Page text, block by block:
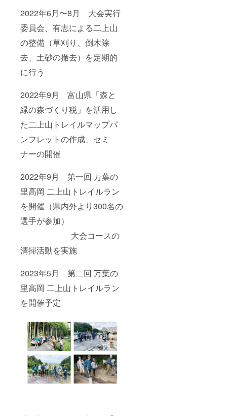
2022年6月〜8月 大会実行
委員会、有志による二上山
の整備（草刈り、倒木除
去、土砂の撤去）を定期的
に行う
2022年9月 富山県「森と
緑の森づくり税」を活用し
た二上山トレイルマップパ
ンフレットの作成、セミ
ナーの開催
2022年9月 第一回 万葉の
里高岡 二上山トレイルラン
を開催（県内外より300名の
選手が参加）
大会コースの
清掃活動を実施
2023年5月 第二回 万葉の
里高岡 二上山トレイルラン
を開催予定